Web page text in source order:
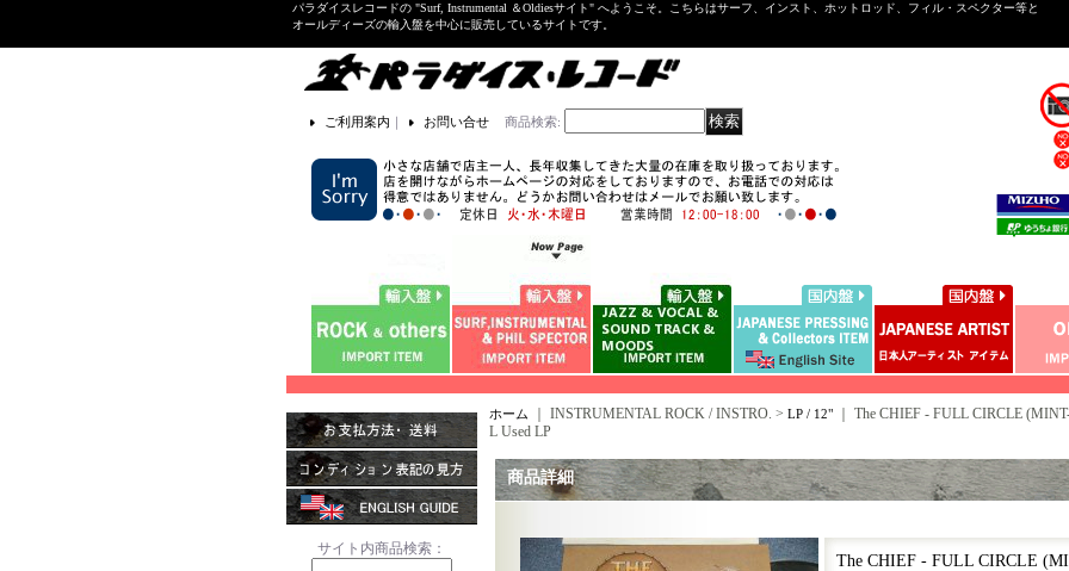
パラダイスレコードの "Surf, Instrumental ＆Oldiesサイト" へようこそ。こちらはサーフ、インスト、ホットロッド、フィル・スペクター等と
オールディーズの輸入盤を中心に販売しているサイトです。
ご利用案内 ｜ お問い合せ 商品検索:
サイト内商品検索：
ホーム ｜ INSTRUMENTAL ROCK / INSTRO. > LP / 12"｜ The CHIEF - FULL CIRCLE
L Used LP
商品詳細
The CHIEF - FULL CIRCLE